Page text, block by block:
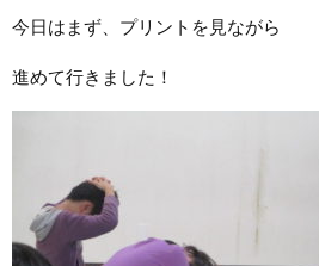
今日はまず、プリントを見ながら
進めて行きました！